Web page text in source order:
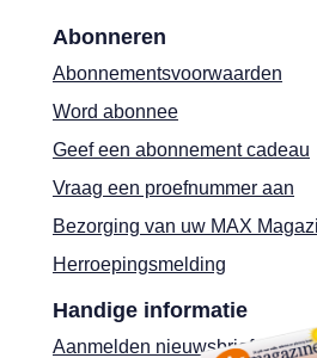
Abonneren
Abonnementsvoorwaarden
Word abonnee
Geef een abonnement cadeau
Vraag een proefnummer aan
Bezorging van uw MAX
Herroepingsmelding
Handige informatie
Aanmelden nieuwsbrief